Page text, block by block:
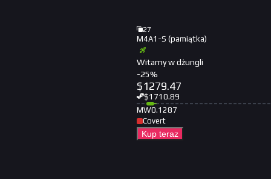
27
M4A1-S (pamiątka)
Witamy w dżungli
-25%
$1279.47
$1710.89
MW0.1287
Covert
Kup teraz